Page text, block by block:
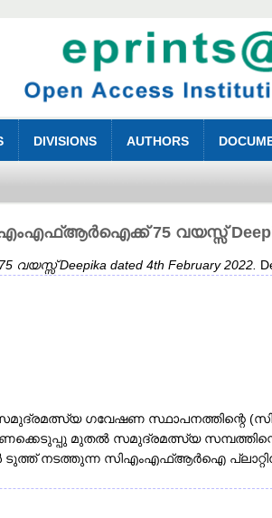
DIVISIONS AUTHORS
75 വയസ്സ് Deepika
Deepika dated 4th February 2022.
ഗവേഷണ സ്ഥാപനത്തിന്റെ
കണക്കെടുപ്പു മുതൽ സമുദ്രമത്സ്യ
ടുത്ത് നടത്തുന്ന സിഎംഎഫ്ആർഐ